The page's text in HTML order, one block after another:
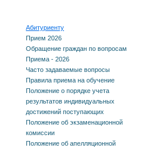
Абитуриенту
Прием 2026
Обращение граждан по вопросам
Приема - 2026
Часто задаваемые вопросы
Правила приема на обучение
Положение о порядке учета
результатов индивидуальных
достижений поступающих
Положение об экзаменационной
комиссии
Положение об апелляционной